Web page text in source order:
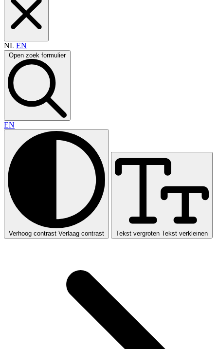
NL EN
Open zoek formulier
EN
Verhoog contrast Verlaag contrast Tekst vergroten Tekst verkleinen